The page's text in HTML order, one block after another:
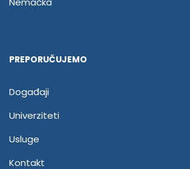
PREPORUČUJEMO
Događaji
Univerziteti
Usluge
Kontakt